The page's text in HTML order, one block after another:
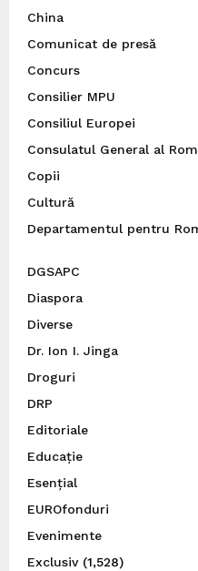
China
Comunicat de presă
Concurs
Consilier MPU
Consiliul Europei
Consulatul General al
Copii
Cultură
Departamentul pentru
DGSAPC
Diaspora
Diverse
Dr. Ion I. Jinga
Droguri
DRP
Editoriale
Educație
Esențial
EUROfonduri
Evenimente
Exclusiv(1,528)